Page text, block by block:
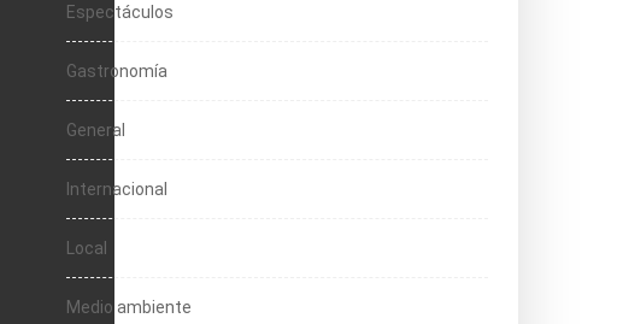
Espectáculos
Gastronomía
General
Internacional
Local
Medio ambiente